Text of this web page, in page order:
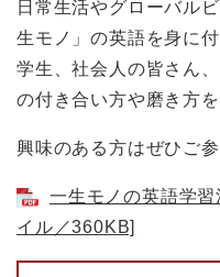
日常生活やグローバル
生モノ」の英語を身に
学生、社会人の皆さん
の付き合い方や磨き方
興味のある方はぜひご参
一生モノの英語学
イル／360KB]